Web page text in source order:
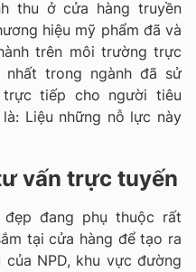
thu ở cửa hàng truyền
hiệu mỹ phẩm đã và
trên môi trường trực
trong ngành đã sử
tiếp cho người tiêu
Liệu những nỗ lực này
vấn trực tuyến
đẹp đang phụ thuộc rất
tại cửa hàng để tạo ra
NPD, khu vực đường